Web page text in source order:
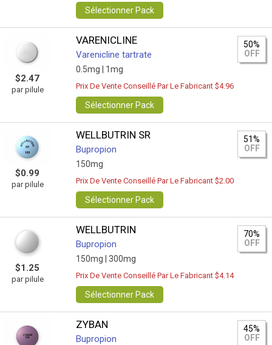
Sélectionner Pack
$2.47
par pilule
VARENICLINE
Varenicline tartrate
0.5mg | 1mg
50%
OFF
Prix De Vente Conseillé Par Le Fabricant $4.96
Sélectionner Pack
$0.99
par pilule
WELLBUTRIN SR
Bupropion
150mg
51%
OFF
Prix De Vente Conseillé Par Le Fabricant $2.00
Sélectionner Pack
$1.25
par pilule
WELLBUTRIN
Bupropion
150mg | 300mg
70%
OFF
Prix De Vente Conseillé Par Le Fabricant $4.14
Sélectionner Pack
ZYBAN
Bupropion
45%
OFF